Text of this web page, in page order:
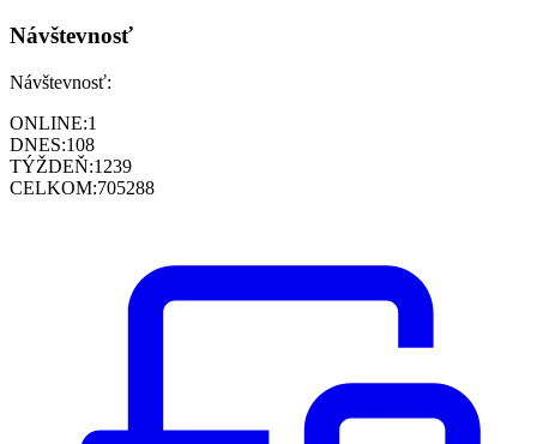
Návštevnosť
Návštevnosť:
ONLINE:1
DNES:108
TÝŽDEŇ:1239
CELKOM:705288